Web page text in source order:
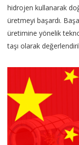
hidrojen kullanarak
üretmeyi başardı.
üretimine yönelik
taşı olarak